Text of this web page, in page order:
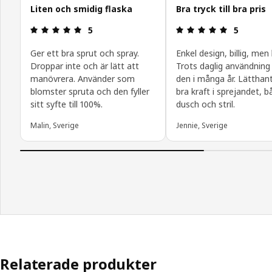
Liten och smidig flaska
Recension: 5 utav 5 stjärnor.
5
Ger ett bra sprut och spray.
Droppar inte och är lätt att
manövrera. Använder som
blomster spruta och den fyller
sitt syfte till 100%.
Malin, Sverige
Bra tryck till bra pris
5
Enkel design, billig, men
Trots daglig
den i många år.
bra kraft i sprejandet,
dusch och stril.
Jennie, Sverige
Relaterade produkter